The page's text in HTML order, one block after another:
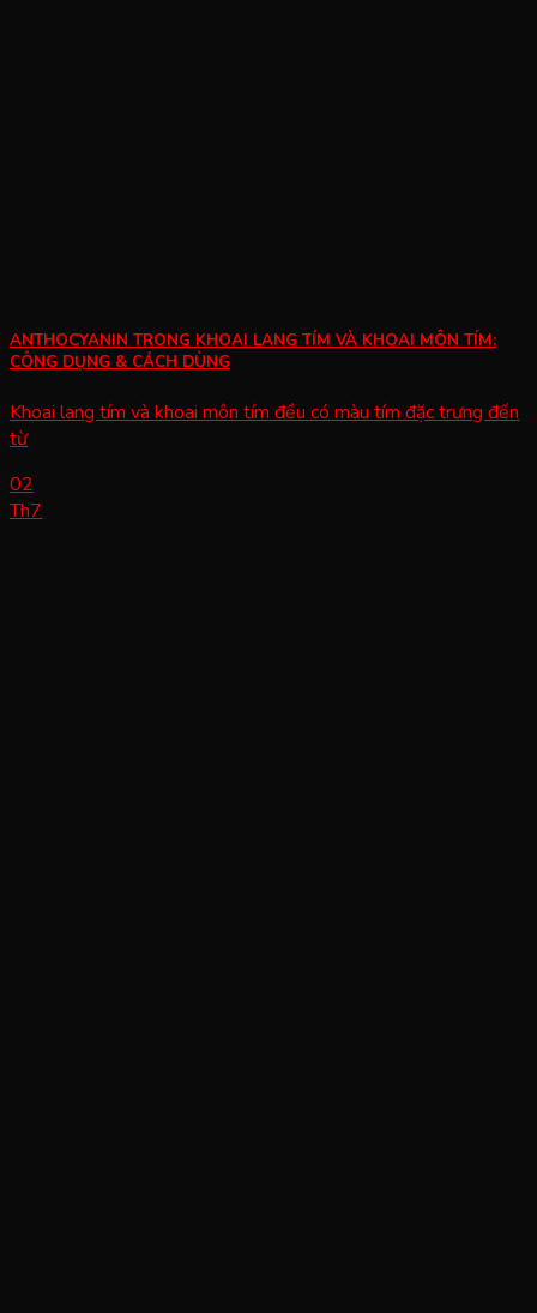
ANTHOCYANIN TRONG KHOAI LANG TÍM VÀ KHOAI MÔN TÍM:
CÔNG DỤNG & CÁCH DÙNG
Khoai lang tím và khoai môn tím đều có màu tím đặc trưng đến
từ
02
Th7